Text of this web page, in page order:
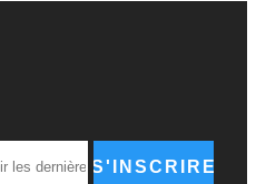
S'INSCRIRE